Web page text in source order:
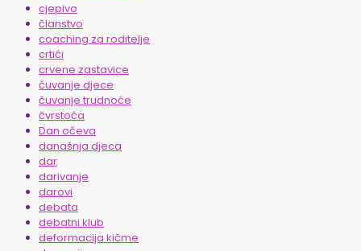
cjepivo
članstvo
coaching za roditelje
crtići
crvene zastavice
čuvanje djece
čuvanje trudnoće
čvrstoća
Dan očeva
današnja djeca
dar
darivanje
darovi
debata
debatni klub
deformacija kičme